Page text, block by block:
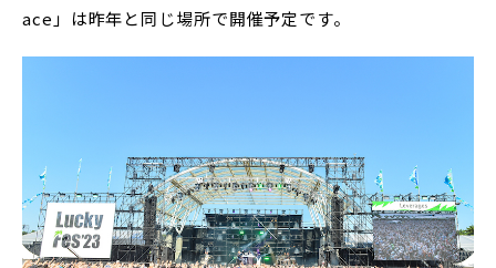
ace」は昨年と同じ場所で開催予定です。